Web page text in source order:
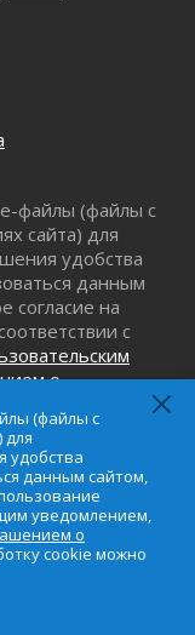
прошёл
цели
файлы (файлы с
сайта) для
удобства
данным
согласие на
с
о
(файлы с
удобства
данным сайтом,
уведомлением,
о
cookie можно